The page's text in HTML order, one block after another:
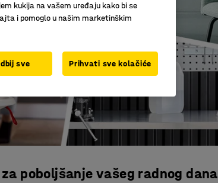
poboljšanje vašeg radnog dana
kukija na vašem uređaju kako bi se
i pomoglo u našim marketinškim
sve Prihvati sve kolačiće